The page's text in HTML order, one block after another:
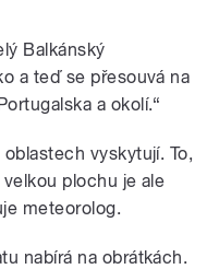
Balkánský
a teď se přesouvá na
a okolí.“
vyskytují. To,
plochu je ale
meteorolog.
nabírá na obrátkách.